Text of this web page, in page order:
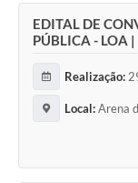
EDITAL DE
PÚBLICA - LOA
Realização:
Local:Arena